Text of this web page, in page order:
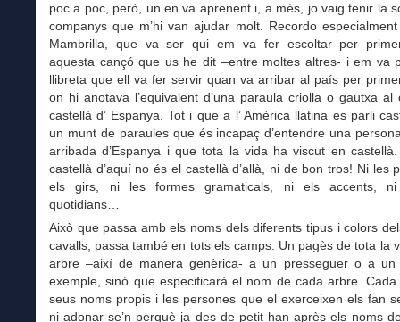
poc a poc, però, un en va aprenent i, a més, jo vaig tenir la
companys que m’hi van ajudar molt. Recordo
Mambrilla, que va ser qui em va fer escoltar per
aquesta cançó que us he dit –entre moltes altres- i em va
llibreta que ell va fer servir quan va arribar al país per
on hi anotava l’equivalent d’una paraula criolla o gautxa al
castellà d’ Espanya. Tot i que a l’ Amèrica llatina es parli
un munt de paraules que és incapaç d’entendre una
arribada d’Espanya i que tota la vida ha viscut en
castellà d’aquí no és el castellà d’allà, ni de bon tros! Ni les
els girs, ni les formes gramaticals, ni els accents,
quotidians…
Això que passa amb els noms dels diferents tipus i colors
cavalls, passa també en tots els camps. Un pagès de tota la
arbre –així de manera genèrica- a un presseguer o a un
exemple, sinó que especificarà el nom de cada arbre.
seus noms propis i les persones que el exerceixen els fan
ni adonar-se’n perquè ja des de petit han après els noms